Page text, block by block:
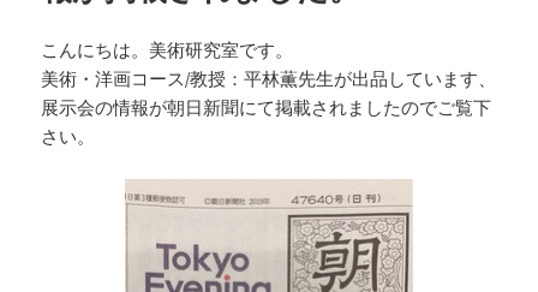
こんにちは。美術研究室です。
美術・洋画コース/教授：平林薫先生が出品しています、
展示会の情報が朝日新聞にて掲載されましたのでご覧下
さい。